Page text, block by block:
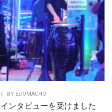
BY EDOMACHO
ンタビューを受けました